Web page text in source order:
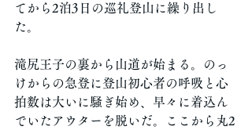
てから2泊3日の巡礼登山に繰り出し
た。
滝尻王子の裏から山道が始まる。のっ
けからの急登に登山初心者の呼吸と心
拍数は大いに騒ぎ始め、早々に着込ん
でいたアウターを脱いだ。ここから丸2